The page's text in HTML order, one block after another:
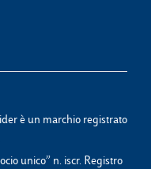
è un marchio registrato
unico” n. iscr. Registro